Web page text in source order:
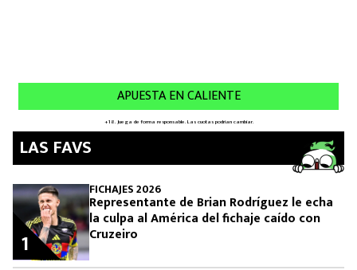
LAS FAVS
FICHAJES 2026
Representante de Brian Rodríguez le echa
la culpa al América del fichaje caído con
Cruzeiro
1